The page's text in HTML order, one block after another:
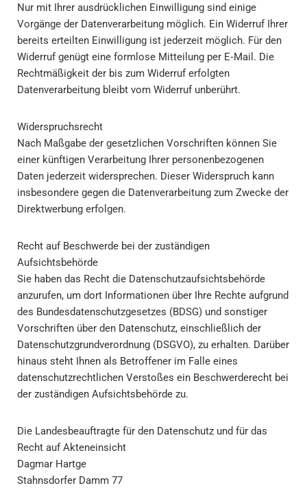
Nur mit Ihrer ausdrücklichen Einwilligung sind einige
Vorgänge der Datenverarbeitung möglich. Ein Widerruf Ihrer
bereits erteilten Einwilligung ist jederzeit möglich. Für den
Widerruf genügt eine formlose Mitteilung per E‑Mail. Die
Rechtmäßigkeit der bis zum Widerruf erfolgten
Datenverarbeitung bleibt vom Widerruf unberührt.
Widerspruchsrecht
Nach Maßgabe der gesetzlichen Vorschriften können Sie
einer künftigen Verarbeitung Ihrer personenbezogenen
Daten jederzeit widersprechen. Dieser Widerspruch kann
insbesondere gegen die Datenverarbeitung zum Zwecke der
Direktwerbung erfolgen.
Recht auf Beschwerde bei der zuständigen
Aufsichtsbehörde
Sie haben das Recht die Datenschutzaufsichtsbehörde
anzurufen, um dort Informationen über Ihre Rechte aufgrund
des Bundesdatenschutzgesetzes (BDSG) und sonstiger
Vorschriften über den Datenschutz, einschließlich der
Datenschutzgrundverordnung (DSGVO), zu erhalten. Darüber
hinaus steht Ihnen als Betroffener im Falle eines
datenschutzrechtlichen Verstoßes ein Beschwerderecht bei
der zuständigen Aufsichtsbehörde zu.
Die Landesbeauftragte für den Datenschutz und für das
Recht auf Akteneinsicht
Dagmar Hartge
Stahnsdorfer Damm 77